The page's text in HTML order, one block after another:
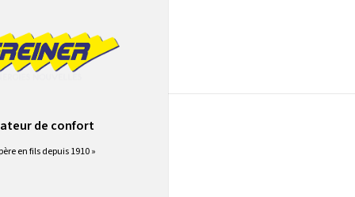
de confort
en fils depuis 1910 »
67720
67720